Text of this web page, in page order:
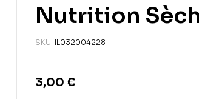
Nutrition
SKU: IL032004228
3,00 €